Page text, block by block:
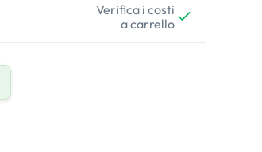
Verifica i costi
a carrello